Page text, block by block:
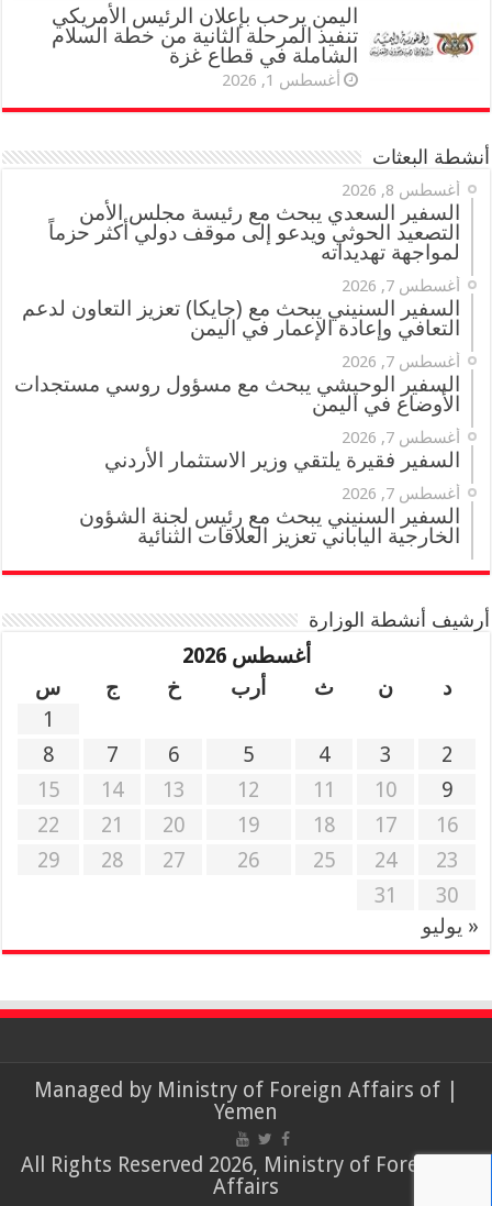
اليمن يرحب بإعلان الرئيس الأمريكي
تنفيذ المرحلة الثانية من خطة السلام
الشاملة في قطاع غزة
أغسطس 1, 2026
أنشطة البعثات
أغسطس 8, 2026
السفير السعدي يبحث مع رئيسة مجلس الأمن
التصعيد الحوثي ويدعو إلى موقف دولي أكثر حزماً
لمواجهة تهديداته
أغسطس 7, 2026
السفير السنيني يبحث مع (جايكا) تعزيز التعاون لدعم
التعافي وإعادة الإعمار في اليمن
أغسطس 7, 2026
السفير الوحيشي يبحث مع مسؤول روسي مستجدات
الأوضاع في اليمن
أغسطس 7, 2026
السفير فقيرة يلتقي وزير الاستثمار الأردني
أغسطس 7, 2026
السفير السنيني يبحث مع رئيس لجنة الشؤون
الخارجية الياباني تعزيز العلاقات الثنائية
أرشيف أنشطة الوزارة
أغسطس 2026
د
ن ث أرب خ ج
س
1
2
3
4
5
6
7
8
9
10
11
12
13
14
15
16
17
18
19
20
21
22
23
24
25
26
27
28
29
30
31
« يوليو
| Managed by
Ministry of Foreign Affairs of
Yemen
© All Rights Reserved 2026, Ministry of Foreign
Affairs